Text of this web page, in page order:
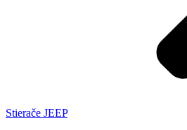
Stierače JEEP